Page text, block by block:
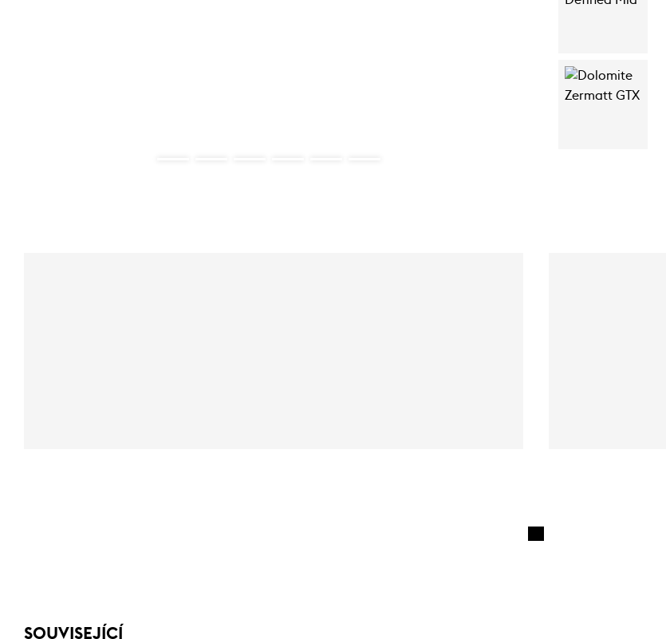
SOUVISEJÍCÍ